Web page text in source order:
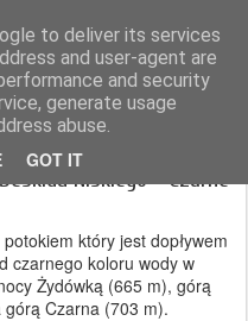
to deliver its services
and user-agent are
and security
generate usage
abuse.
GOT IT
góry, fotografia
Niskiego - Czarne
który jest dopływem
czarnego koloru wody w
Żydówką (665 m), górą
górą Czarna (703 m).